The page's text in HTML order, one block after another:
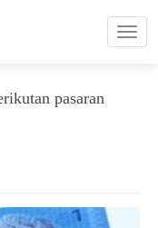
pasaran